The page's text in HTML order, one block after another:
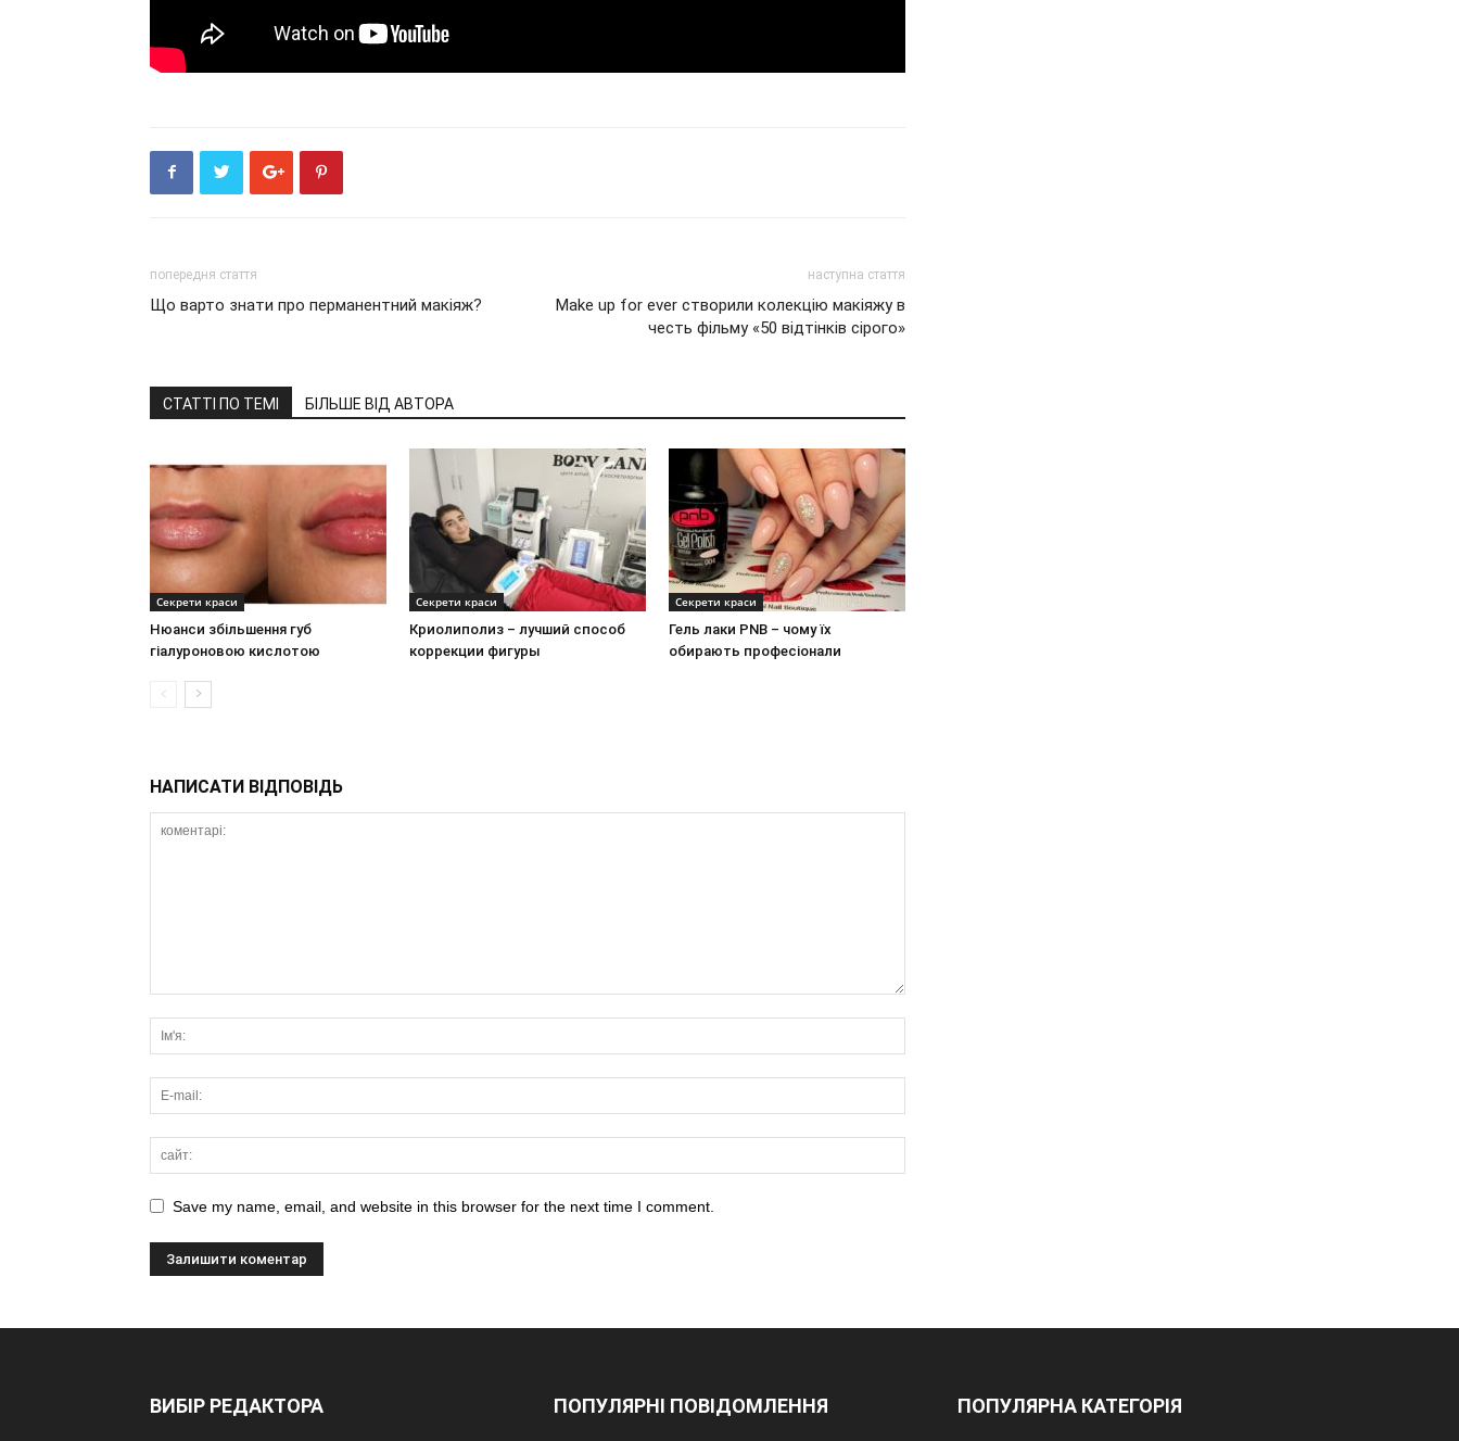
попередня стаття
Що варто знати про перманентний макіяж?
наступна стаття
Make up for ever створили колекцію макіяжу в
честь фільму «50 відтінків сірого»
СТАТТІ ПО ТЕМІ БІЛЬШЕ ВІД АВТОРА
Секрети краси
Нюанси збільшення губ
гіалуроновою кислотою
Секрети краси
Криолиполиз – лучший способ
коррекции фигуры
Секрети краси
Гель лаки PNB – чому їх
обирають професіонали
НАПИСАТИ ВІДПОВІДЬ
Save my name, email, and website in this browser for the next time I comment.
ВИБІР РЕДАКТОРА ПОПУЛЯРНІ ПОВІДОМЛЕННЯ ПОПУЛЯРНА КАТЕГОРІЯ